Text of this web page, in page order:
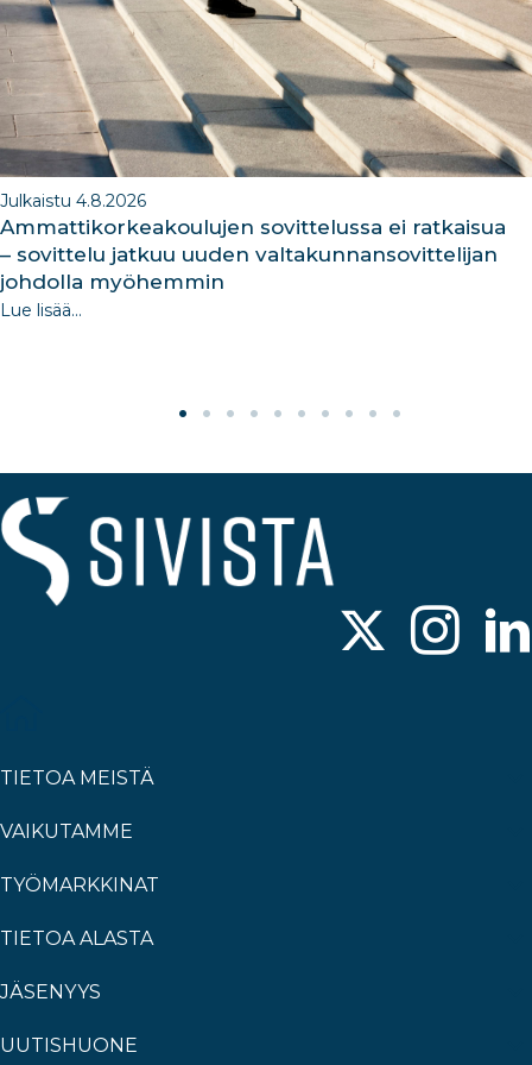
k
Julkaistu 4.8.2026
Ammattikorkeakoulujen sovittelussa ei ratkaisua
– sovittelu jatkuu uuden valtakunnansovittelijan
johdolla myöhemmin
Lue lisää...
TIETOA MEISTÄ
VAIKUTAMME
TYÖMARKKINAT
TIETOA ALASTA
JÄSENYYS
UUTISHUONE